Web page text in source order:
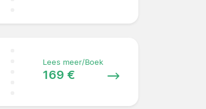
Lees meer/Boek
169 €